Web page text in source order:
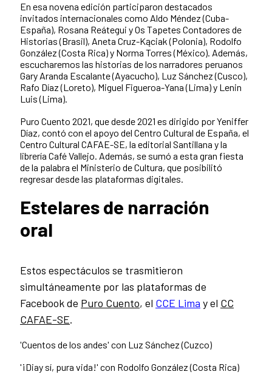
En esa novena edición participaron destacados
invitados internacionales como Aldo Méndez (Cuba-
España), Rosana Reátegui y Os Tapetes Contadores de
Historias (Brasil), Aneta Cruz-Kąciak (Polonia), Rodolfo
González (Costa Rica) y Norma Torres (México). Además,
escucharemos las historias de los narradores peruanos
Gary Aranda Escalante (Ayacucho), Luz Sánchez (Cusco),
Rafo Díaz (Loreto), Miguel Figueroa-Yana (Lima) y Lenin
Luis (Lima).
Puro Cuento 2021, que desde 2021 es dirigido por Yeniffer
Díaz, contó con el apoyo del Centro Cultural de España, el
Centro Cultural CAFAE-SE, la editorial Santillana y la
librería Café Vallejo. Además, se sumó a esta gran fiesta
de la palabra el Ministerio de Cultura, que posibilitó
regresar desde las plataformas digitales.
Estelaresde narración
oral
Estos espectáculos se trasmitieron
simultáneamente por las plataformas de
Facebook de Puro Cuento, el CCE Lima y el CC
CAFAE-SE.
'Cuentos de los andes' con Luz Sánchez (Cuzco)
'¡Diay sí, pura vida!' con Rodolfo González (Costa Rica)